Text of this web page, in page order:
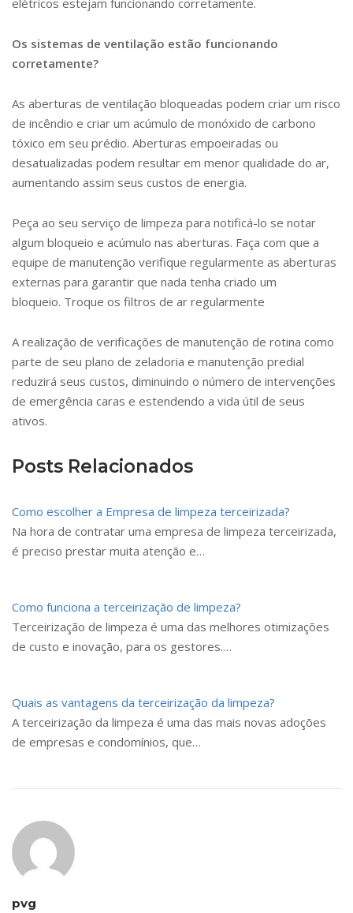
Os sistemas de ventilação estão funcionando
corretamente?
As aberturas de ventilação bloqueadas podem criar um risco
de incêndio e criar um acúmulo de monóxido de carbono
tóxico em seu prédio. Aberturas empoeiradas ou
desatualizadas podem resultar em menor qualidade do ar,
aumentando assim seus custos de energia.
Peça ao seu serviço de limpeza para notificá-lo se notar
algum bloqueio e acúmulo nas aberturas. Faça com que a
equipe de manutenção verifique regularmente as aberturas
externas para garantir que nada tenha criado um
bloqueio. Troque os filtros de ar regularmente
A realização de verificações de manutenção de rotina como
parte de seu plano de zeladoria e manutenção predial
reduzirá seus custos, diminuindo o número de intervenções
de emergência caras e estendendo a vida útil de seus
ativos.
Posts Relacionados
Como escolher a Empresa de limpeza terceirizada?
Na hora de contratar uma empresa de limpeza terceirizada,
é preciso prestar muita atenção e…
Como funciona a terceirização de limpeza?
Terceirização de limpeza é uma das melhores otimizações
de custo e inovação, para os gestores.…
Quais as vantagens da terceirização da limpeza?
A terceirização da limpeza é uma das mais novas adoções
de empresas e condomínios, que…
pvg